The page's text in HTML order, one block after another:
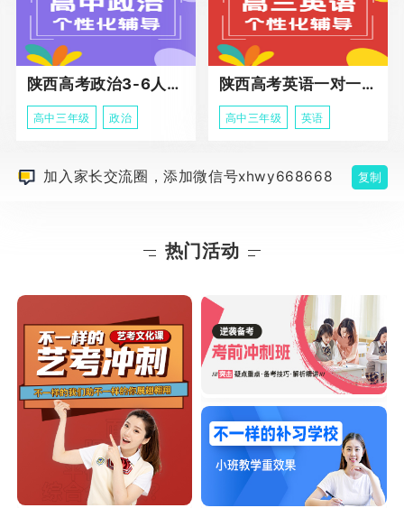
陕西高考政治3-6人班课程
高中三年级 政治
陕西高考英语一对一冲刺课程
高中三年级 英语
加入家长交流圈，添加微信号xhwy668668 复制
热门活动